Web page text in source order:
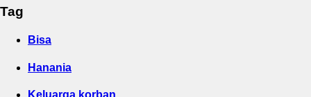
Tag
Bisa
Hanania
Keluarga korban